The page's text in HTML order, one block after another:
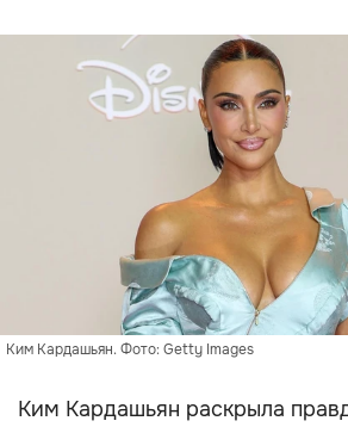
Ким Кардашьян. Фото: Getty Images
Ким Кардашьян раскрыла